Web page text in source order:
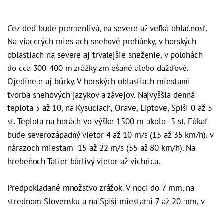
Cez deď bude premenlivá, na severe až veľká oblačnosť.
Na viacerých miestach snehové prehánky, v horských
oblastiach na severe aj trvalejšie sneženie, v polohách
do cca 300-400 m zrážky zmiešané alebo dažďové.
Ojedinele aj búrky. V horských oblastiach miestami
tvorba snehových jazykov a závejov. Najvyššia denná
teplota 5 až 10, na Kysuciach, Orave, Liptove, Spiši 0 až 5
st. Teplota na horách vo výške 1500 m okolo -5 st. Fúkať
bude severozápadný vietor 4 až 10 m/s (15 až 35 km/h), v
nárazoch miestami 15 až 22 m/s (55 až 80 km/h). Na
hrebeňoch Tatier búrlivý vietor až víchrica.
Predpokladané množstvo zrážok. V noci do 7 mm, na
strednom Slovensku a na Spiši miestami 7 až 20 mm, v